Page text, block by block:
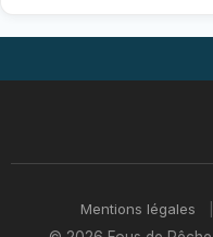
Mentions légales